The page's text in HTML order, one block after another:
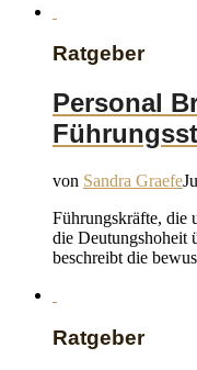
Ratgeber
Personal
von Sandra Graefe
Führungskräfte, die
die Deutungshoheit
beschreibt die
Ratgeber